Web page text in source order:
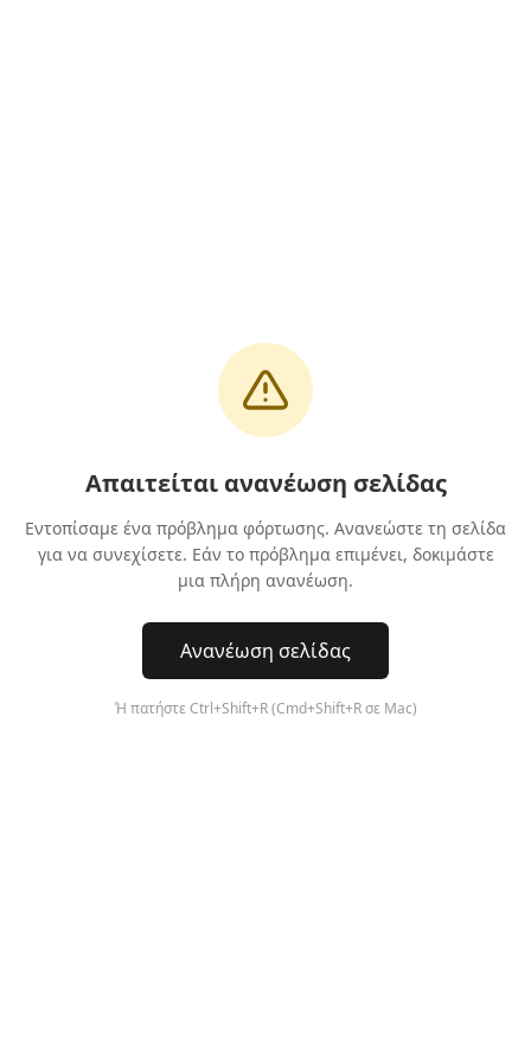
Απαιτείται ανανέωση σελίδας
Εντοπίσαμε ένα πρόβλημα φόρτωσης. Ανανεώστε τη σελίδα
για να συνεχίσετε. Εάν το πρόβλημα επιμένει, δοκιμάστε
μια πλήρη ανανέωση.
Ανανέωση σελίδας
Ή πατήστε Ctrl+Shift+R (Cmd+Shift+R σε Mac)